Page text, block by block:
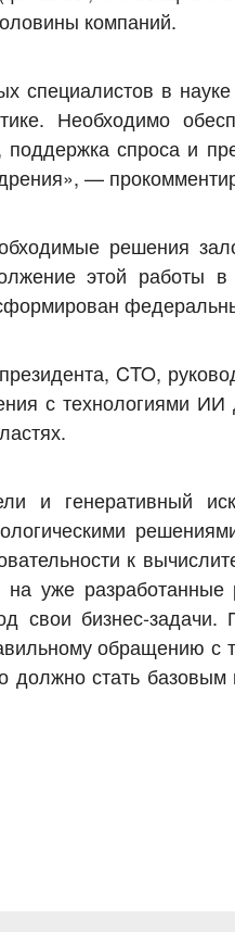
компаний.
специалистов в
Необходимо
поддержка спроса и
—
решения
этой работы
CTO,
с технологиями
и генеративный
к
уже
свои бизнес-
обращению с
должно стать